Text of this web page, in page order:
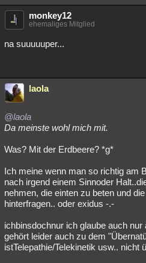
monkey12
ehemaliges Mitglied
na suuuuuper...
laola
@laola
Da meinste wohl mich mit.
Was? Mit der Erdbeere? *g*
Ich meine wenn man so richtig am
nach irgend einem Sinnoder
nehmen, die einten zu beten und
hinterfragen.. oder exidus -.-
ichbinsdochnur ich glaube auch
gehört leider auch zu dem
istTelepathie/Telekinetik usw.. nicht